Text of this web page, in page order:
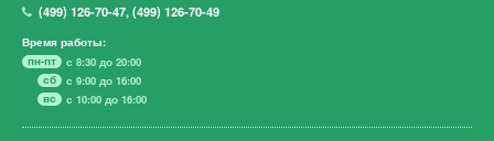
(499)126-70-47,(499)126-70-49
Время работы:
пн-пт
с 8:30 до 20:00
сб
с 9:00 до 16:00
вс
с 10:00 до 16:00